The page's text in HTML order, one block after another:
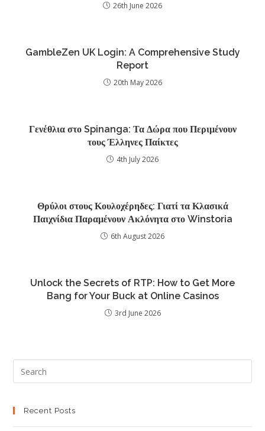
26th June 2026
GambleZen UK Login: A Comprehensive Study
Report
20th May 2026
Γενέθλια στο Spinanga: Τα Δώρα που Περιμένουν
τους Έλληνες Παίκτες
4th July 2026
Θρύλοι στους Κουλοχέρηδες: Γιατί τα Κλασικά
Παιχνίδια Παραμένουν Ακλόνητα στο Winstoria
6th August 2026
Unlock the Secrets of RTP: How to Get More
Bang for Your Buck at Online Casinos
3rd June 2026
Recent Posts